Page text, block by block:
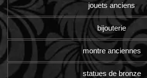
jouets anciens
bijouterie
montre anciennes
statues de bronze